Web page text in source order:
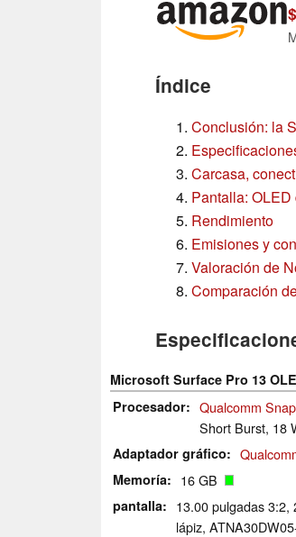
Índice
Conclusión: la
Carcasa,
Pantalla:
Rendimiento
Emisiones y
Valoración de
Comparación
Microsoft Surface Pro 13
Procesador
Qualcomm
Short Burst, 18
Adaptador gráfico
Memoría 16 GB
pantalla
13.00 pulgadas 3:2,
lápiz,